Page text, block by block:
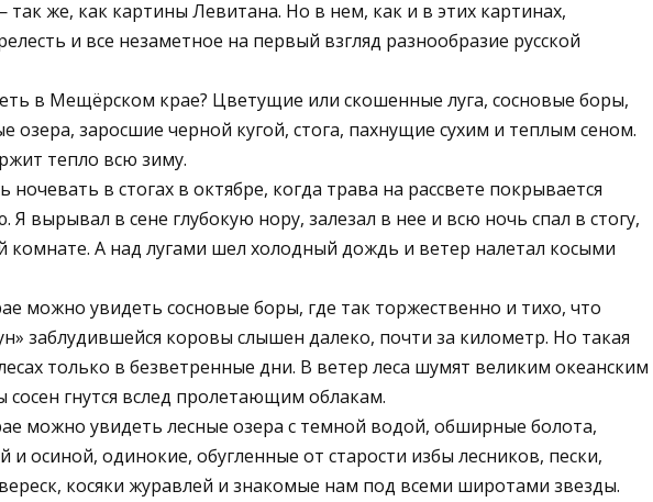
же, как картины Левитана. Но в нем, как и в этих картинах,
и все незаметное на первый взгляд разнообразие русской
в Мещёрском крае? Цветущие или скошенные луга, сосновые боры,
озера, заросшие черной кугой, стога, пахнущие сухим и теплым сеном.
тепло всю зиму.
в стогах в октябре, когда трава на рассвете покрывается
Я вырывал в сене глубокую нору, залезал в нее и всю ночь спал в стогу,
комнате. А над лугами шел холодный дождь и ветер налетал косыми
можно увидеть сосновые боры, где так торжественно и тихо, что
заблудившейся коровы слышен далеко, почти за километр. Но такая
только в безветренные дни. В ветер леса шумят великим океанским
гнутся вслед пролетающим облакам.
можно увидеть лесные озера с темной водой, обширные болота,
и осиной, одинокие, обугленные от старости избы лесников, пески,
косяки журавлей и знакомые нам под всеми широтами звезды.